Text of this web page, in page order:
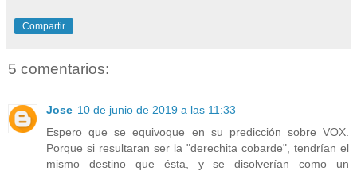
Compartir
5 comentarios:
Jose 10 de junio de 2019 a las 11:33
Espero que se equivoque en su predicción sobre VOX.
Porque si resultaran ser la "derechita cobarde", tendrían el
mismo destino que ésta, y se disolverían como un